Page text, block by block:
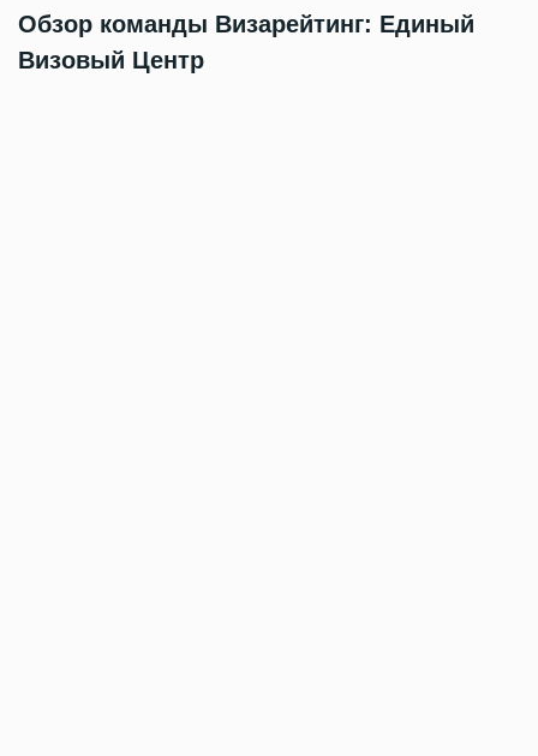
Обзор команды Визарейтинг: Единый
Визовый Центр